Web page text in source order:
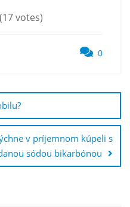
votes)
0
v príjemnom kúpeli s
sódou bikarbónou